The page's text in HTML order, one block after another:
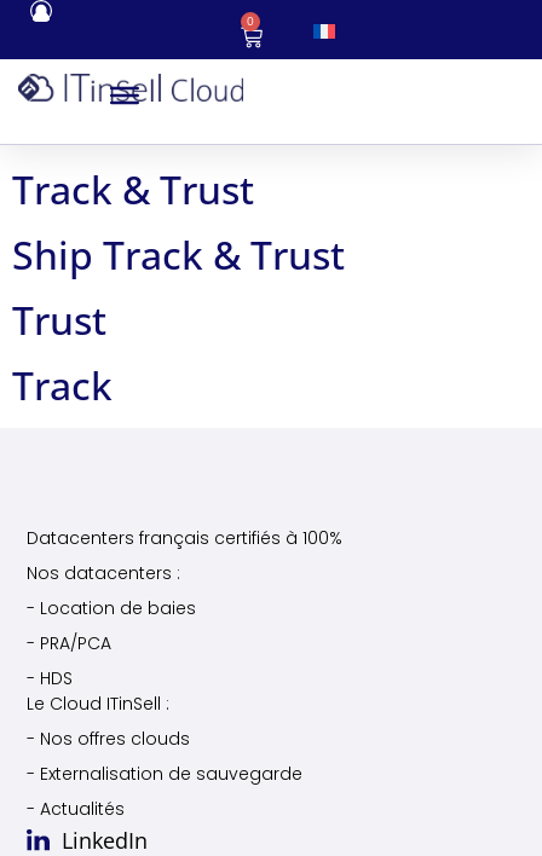
0
Track & Trust
Ship Track & Trust
Trust
Track
Datacenters français certifiés à 100%
Nos datacenters :
- Location de baies
- PRA/PCA
- HDS
Le Cloud ITinSell :
- Nos offres clouds
- Externalisation de sauvegarde
- Actualités
LinkedIn